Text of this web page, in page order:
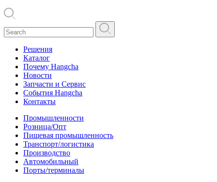
Решения
Каталог
Почему Hangcha
Новости
Запчасти и Сервис
События Hangcha
Контакты
Промышленности
Розница/Опт
Пищевая промышленность
Транспорт/логистика
Производство
Автомобильный
Порты/терминалы